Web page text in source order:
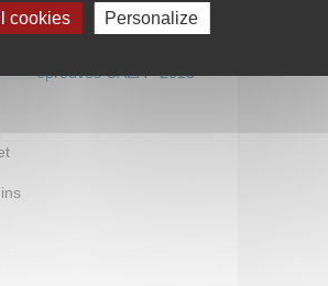
épreuves CAEA - 2015
cookies Personalize